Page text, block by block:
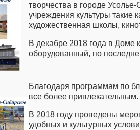
творчества в городе
учреждения культуры такие
художественная школы,
В декабре 2018 года в Доме
оборудованный, по
Благодаря программам по
все более привлекательным.
В 2018 году проведены
удобных и культурных